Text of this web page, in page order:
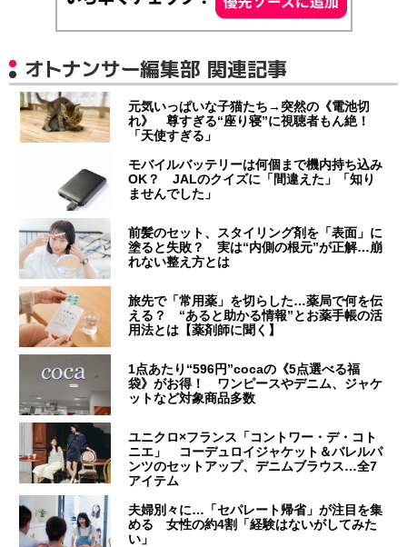
オトナンサー編集部 関連記事
元気いっぱいな子猫たち→突然の《電池切
れ》 尊すぎる“座り寝”に視聴者もん絶！
「天使すぎる」
モバイルバッテリーは何個まで機内持ち込み
OK？ JALのクイズに「間違えた」「知り
ませんでした」
前髪のセット、スタイリング剤を「表面」に
塗ると失敗？ 実は“内側の根元”が正解…崩
れない整え方とは
旅先で「常用薬」を切らした…薬局で何を伝
える？ “あると助かる情報”とお薬手帳の活
用法とは【薬剤師に聞く】
1点あたり“596円”cocaの《5点選べる福
袋》がお得！ ワンピースやデニム、ジャケ
ットなど対象商品多数
ユニクロ×フランス「コントワー・デ・コト
ニエ」 コーデュロイジャケット＆バレルパ
ンツのセットアップ、デニムブラウス…全7
アイテム
夫婦別々に…「セパレート帰省」が注目を集
める 女性の約4割「経験はないがしてみた
い」